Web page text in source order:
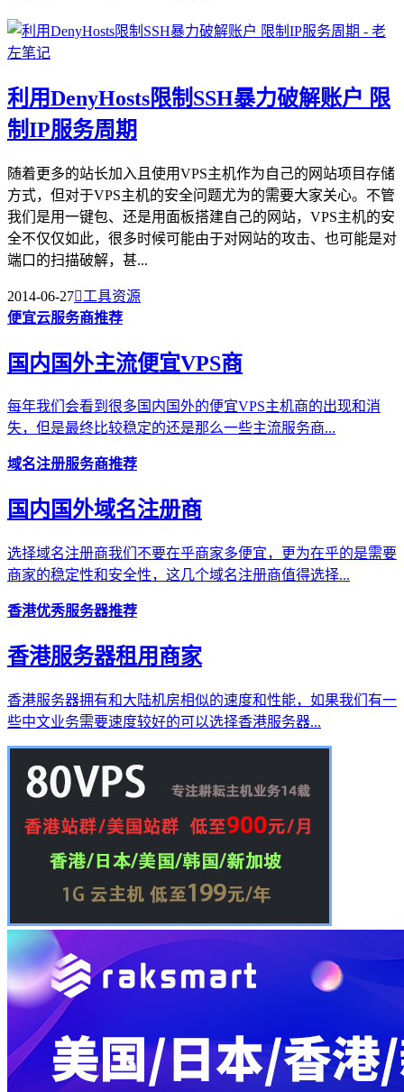
利用DenyHosts限制SSH暴力破解账户 限
制IP服务周期
随着更多的站长加入且使用VPS主机作为自己的网站项目存储
方式，但对于VPS主机的安全问题尤为的需要大家关心。不管
我们是用一键包、还是用面板搭建自己的网站，VPS主机的安
全不仅仅如此，很多时候可能由于对网站的攻击、也可能是对
端口的扫描破解，甚...
2014-06-27工具资源
便宜云服务商推荐
国内国外主流便宜VPS商
每年我们会看到很多国内国外的便宜VPS主机商的出现和消
失，但是最终比较稳定的还是那么一些主流服务商...
域名注册服务商推荐
国内国外域名注册商
选择域名注册商我们不要在乎商家多便宜，更为在乎的是需要
商家的稳定性和安全性，这几个域名注册商值得选择...
香港优秀服务器推荐
香港服务器租用商家
香港服务器拥有和大陆机房相似的速度和性能，如果我们有一
些中文业务需要速度较好的可以选择香港服务器...